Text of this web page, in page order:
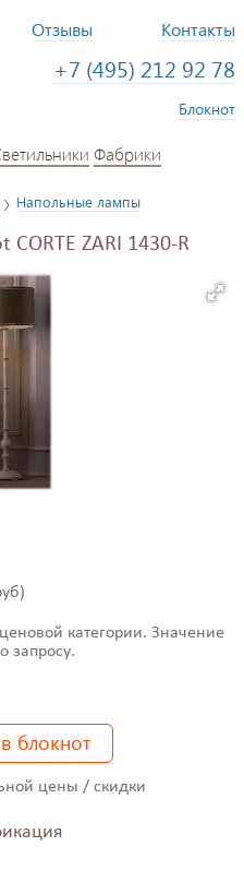
Отзывы Контакты
+7 (495) 212 92 78
Блокнот
Фабрики
Напольные лампы
ZARI 1430-R
категории. Значение
запросу.
блокнот
цены / скидки